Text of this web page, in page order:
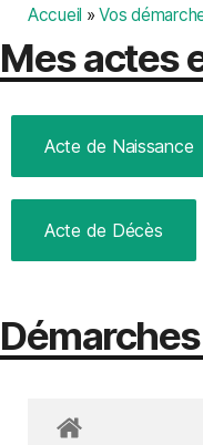
Accueil »Vos
Mes actes
Acte de Naissance
Acte de Décès
Démarches